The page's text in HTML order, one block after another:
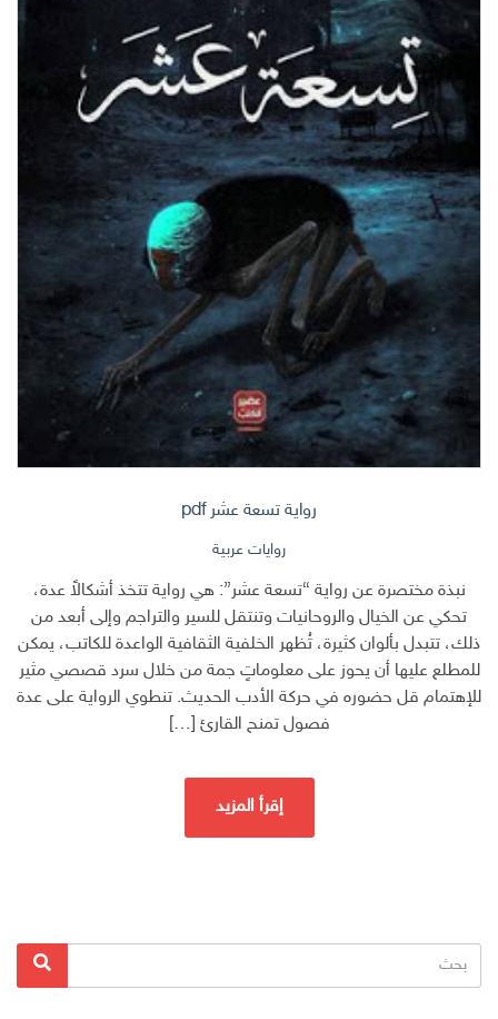
رواية تسعة عشر pdf
روايات عربية
نبذة مختصرة عن رواية “تسعة عشر”: هي رواية تتخذ أشكالاً عدة،
تحكي عن الخيال والروحانيات وتنتقل للسير والتراجم وإلى أبعد من
ذلك، تتبدل بألوان كثيرة، تُظهر الخلفية الثقافية الواعدة للكاتب، يمكن
للمطلع عليها أن يحوز على معلوماتٍ جمة من خلال سرد قصصي مثير
للإهتمام قل حضوره في حركة الأدب الحديث. تنطوي الرواية على عدة
فصول تمنح القارئ […]
إقرأ المزيد
البحث
عن:
بحث